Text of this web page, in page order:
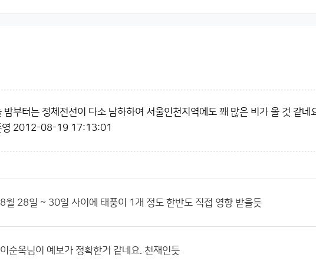
밤부터는 정체전선이 다소 남하하여 서울인천지역에도 꽤 많은 비가 올 것 같네
2012-08-19 17:13:01
8월 28일 ~ 30일 사이에 태풍이 1개 정도 한반도 직접 영향 받을듯
이순옥님이 예보가 정확한거 같네요. 천재인듯